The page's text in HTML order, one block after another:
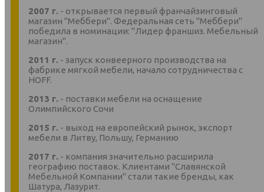
2007 г. - открывается первый франчайзинговый
магазин "Меббери". Федеральная сеть "Меббери"
победила в номинации: "Лидер франшиз. Мебельный
магазин".
2011 г. - запуск конвеерного производства на
фабрике мягкой мебели, начало сотрудничества с
HOFF.
2013 г. - поставки мебели на оснащение
Олимпийского Сочи
2015 г. - выход на европейский рынок, экспорт
мебели в Литву, Польшу, Германию
2017 г. - компания значительно расширила
географию поставок. Клиентами "Славянской
Мебельной Компании" стали такие бренды, как
Шатура, Лазурит.